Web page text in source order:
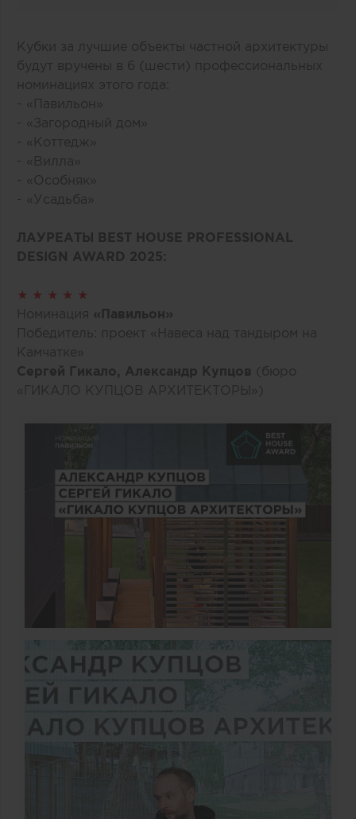
Кубки за лучшие объекты частной архитектуры
будут вручены в 6 (шести) профессиональных
номинациях этого года:
- «Павильон»
- «Загородный дом»
- «Коттедж»
- «Вилла»
- «Особняк»
- «Усадьба»
ЛАУРЕАТЫ BEST HOUSE PROFESSIONAL
DESIGN AWARD 2025:
★ ★ ★ ★ ★
Номинация «Павильон»
Победитель: проект «Навеса над тандыром на
Камчатке»
Сергей Гикало, Александр Купцов (бюро
«ГИКАЛО КУПЦОВ АРХИТЕКТОРЫ»)